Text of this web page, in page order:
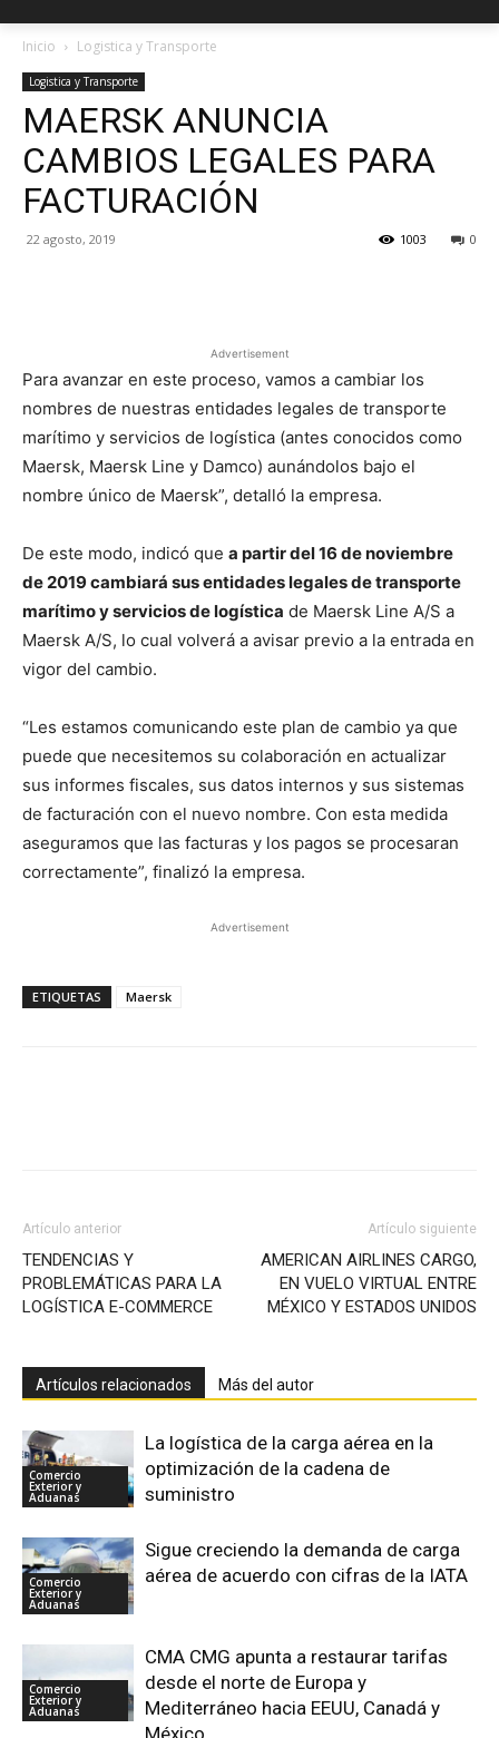
Inicio Logistica y Transporte
Logistica y Transporte
MAERSK ANUNCIA
CAMBIOS LEGALES PARA
FACTURACIÓN
22 agosto, 2019 0
1003
Advertisement
Para avanzar en este proceso, vamos a cambiar los
nombres de nuestras entidades legales de transporte
marítimo y servicios de logística (antes conocidos como
Maersk, Maersk Line y Damco) aunándolos bajo el
nombre único de Maersk”, detalló la empresa.
De este modo, indicó que a partir del 16 de noviembre
de 2019 cambiará sus entidades legales de transporte
marítimo y servicios de logística de Maersk Line A/S a
Maersk A/S, lo cual volverá a avisar previo a la entrada en
vigor del cambio.
“Les estamos comunicando este plan de cambio ya que
puede que necesitemos su colaboración en actualizar
sus informes fiscales, sus datos internos y sus sistemas
de facturación con el nuevo nombre. Con esta medida
aseguramos que las facturas y los pagos se procesaran
correctamente”, finalizó la empresa.
Advertisement
ETIQUETAS Maersk
Artículo anterior
TENDENCIAS Y
PROBLEMÁTICAS PARA LA
LOGÍSTICA E-COMMERCE
Artículo siguiente
AMERICAN AIRLINES CARGO,
EN VUELO VIRTUAL ENTRE
MÉXICO Y ESTADOS UNIDOS
Artículos relacionados Más del autor
Comercio
Exterior y
Aduanas
La logística de la carga aérea en la
optimización de la cadena de
suministro
Comercio
Exterior y
Aduanas
Sigue creciendo la demanda de carga
aérea de acuerdo con cifras de la IATA
Comercio
Exterior y
Aduanas
CMA CMG apunta a restaurar tarifas
desde el norte de Europa y
Mediterráneo hacia EEUU, Canadá y
México